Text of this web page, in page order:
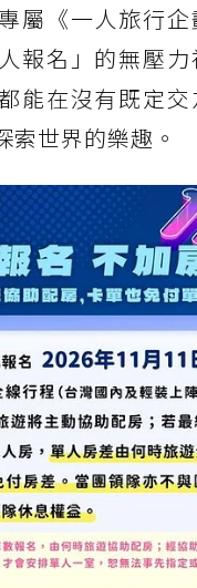
屬《一人旅行
報名」的無壓力
能在沒有既定
索世界的樂趣。